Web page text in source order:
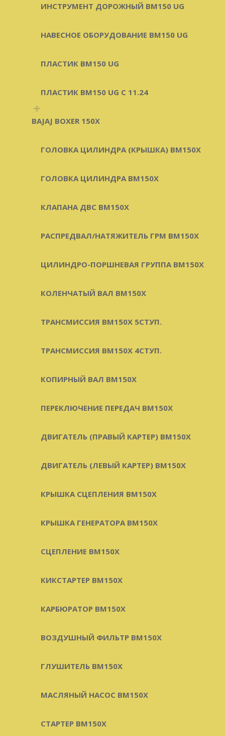
ИНСТРУМЕНТ ДОРОЖНЫЙ BM150 UG
НАВЕСНОЕ ОБОРУДОВАНИЕ BM150 UG
ПЛАСТИК BM150 UG
ПЛАСТИК BM150 UG C 11.24
+
BAJAJ BOXER 150X
ГОЛОВКА ЦИЛИНДРА (КРЫШКА) BM150X
ГОЛОВКА ЦИЛИНДРА BM150X
КЛАПАНА ДВС BM150X
РАСПРЕДВАЛ/НАТЯЖИТЕЛЬ ГРМ BM150X
ЦИЛИНДРО-ПОРШНЕВАЯ ГРУППА BM150X
КОЛЕНЧАТЫЙ ВАЛ BM150X
ТРАНСМИССИЯ BM150X 5СТУП.
ТРАНСМИССИЯ BM150X 4СТУП.
КОПИРНЫЙ ВАЛ BM150X
ПЕРЕКЛЮЧЕНИЕ ПЕРЕДАЧ BM150X
ДВИГАТЕЛЬ (ПРАВЫЙ КАРТЕР) BM150X
ДВИГАТЕЛЬ (ЛЕВЫЙ КАРТЕР) BM150X
КРЫШКА СЦЕПЛЕНИЯ BM150X
КРЫШКА ГЕНЕРАТОРА BM150X
СЦЕПЛЕНИЕ BM150X
КИКСТАРТЕР BM150X
КАРБЮРАТОР BM150X
ВОЗДУШНЫЙ ФИЛЬТР BM150X
ГЛУШИТЕЛЬ BM150X
МАСЛЯНЫЙ НАСОС BM150X
СТАРТЕР BM150X